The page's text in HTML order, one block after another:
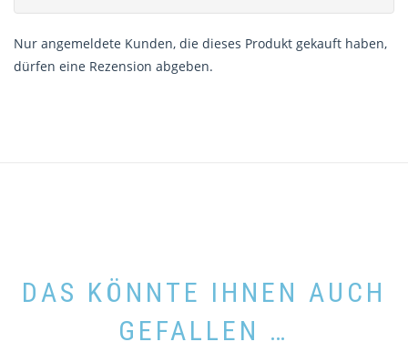
Nur angemeldete Kunden, die dieses Produkt gekauft haben,
dürfen eine Rezension abgeben.
DAS KÖNNTE IHNEN AUCH
GEFALLEN …